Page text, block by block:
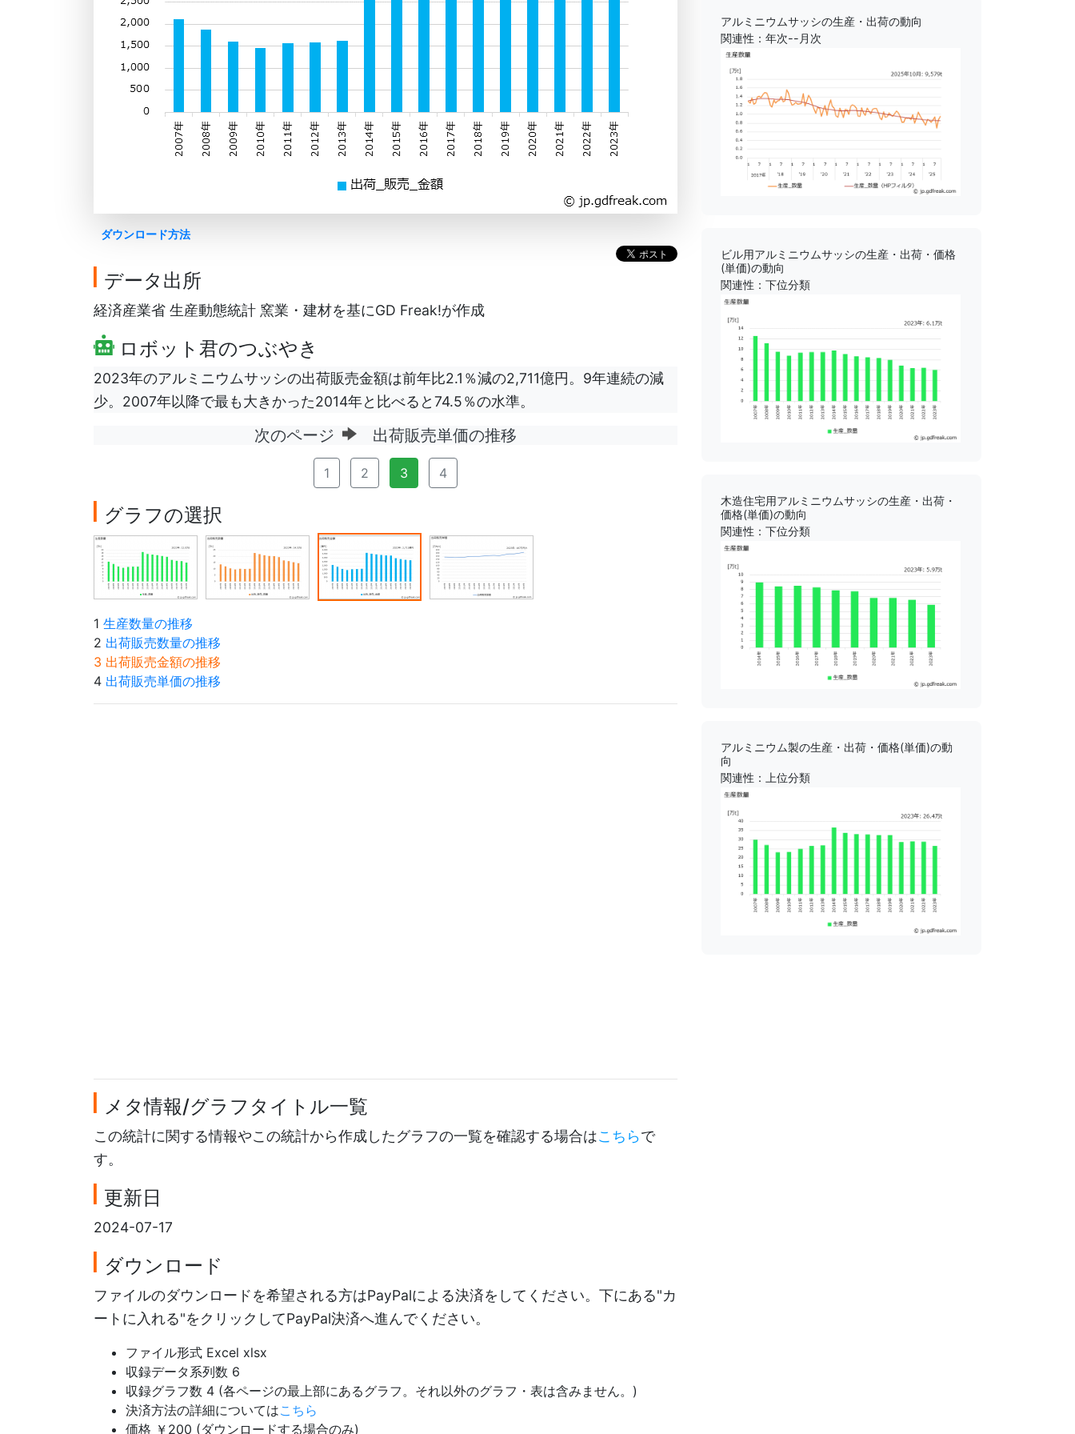
ダウンロード方法
データ出所
経済産業省 生産動態統計 窯業・建材を基にGD Freak!が作成
ロボット君のつぶやき
2023年のアルミニウムサッシの出荷販売金額は前年比2.1％減の2,711億円。9年連続の減
少。2007年以降で最も大きかった2014年と比べると74.5％の水準。
次のページ 出荷販売単価の推移
1 2 3 4
グラフの選択
1 生産数量の推移
2 出荷販売数量の推移
3 出荷販売金額の推移
4 出荷販売単価の推移
メタ情報/グラフタイトル一覧
この統計に関する情報やこの統計から作成したグラフの一覧を確認する場合はこちらで
す。
更新日
2024-07-17
ダウンロード
ファイルのダウンロードを希望される方はPayPalによる決済をしてください。下にある"カ
ートに入れる"をクリックしてPayPal決済へ進んでください。
ファイル形式 Excel xlsx
収録データ系列数 6
収録グラフ数 4 (各ページの最上部にあるグラフ。それ以外のグラフ・表は含みません。)
決済方法の詳細についてはこちら
価格 ￥200 (ダウンロードする場合のみ)
アルミニウムサッシの生産・出荷の動向
関連性：年次--月次
ビル用アルミニウムサッシの生産・出荷・価格
(単価)の動向
関連性：下位分類
木造住宅用アルミニウムサッシの生産・出荷・
価格(単価)の動向
関連性：下位分類
アルミニウム製の生産・出荷・価格(単価)の動
向
関連性：上位分類